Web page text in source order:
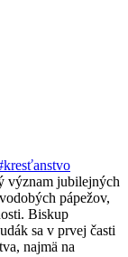
význam jubilejných
pápežov,
Biskup
sa v prvej časti
najmä na